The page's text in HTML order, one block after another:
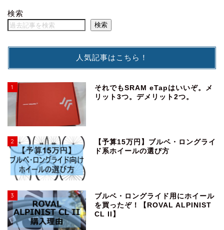
検索
検索
人気記事はこちら！
1
それでもSRAM eTapはいいぞ。メ
リット3つ。デメリット2つ。
2
【予算15万円】ブルベ・ロングライ
ド系ホイールの選び方
3
ブルベ・ロングライド用にホイール
を買ったぞ！【ROVAL ALPINIST
CL II】